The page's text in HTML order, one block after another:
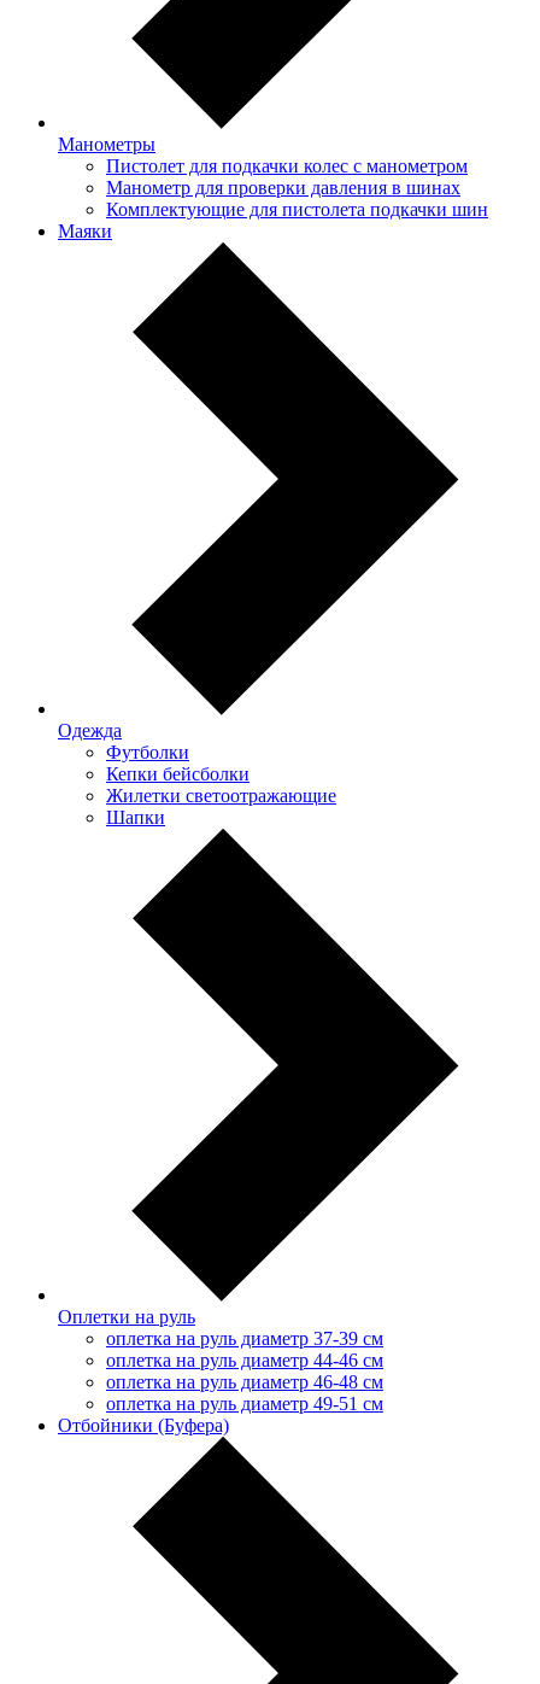
Манометры
Пистолет для подкачки колес с манометром
Манометр для проверки давления в шинах
Комплектующие для пистолета подкачки шин
Маяки
Одежда
Футболки
Кепки бейсболки
Жилетки светоотражающие
Шапки
Оплетки на руль
оплетка на руль диаметр 37-39 см
оплетка на руль диаметр 44-46 см
оплетка на руль диаметр 46-48 см
оплетка на руль диаметр 49-51 см
Отбойники (Буфера)